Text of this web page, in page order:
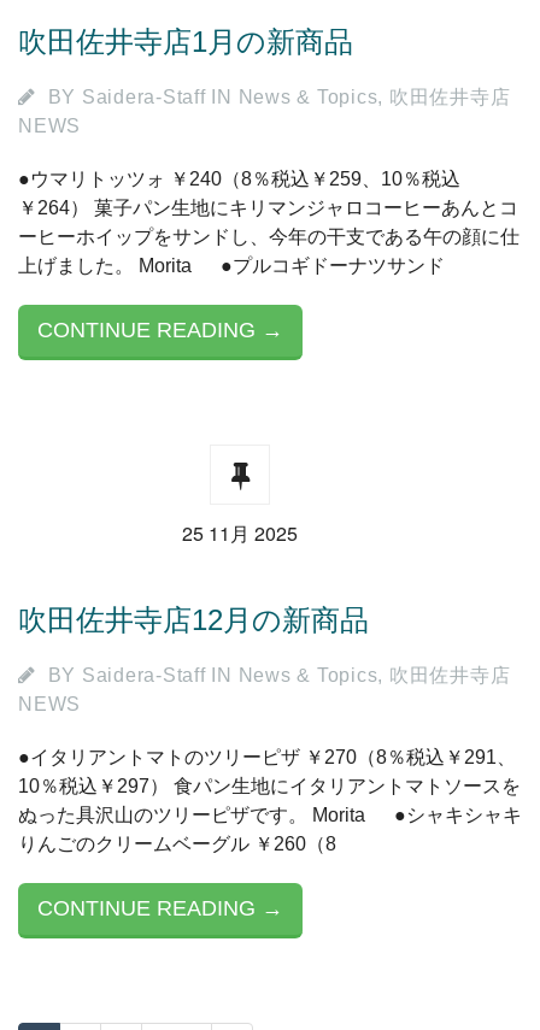
吹田佐井寺店1月の新商品
BY Saidera-StaffIN News & Topics, 吹田佐井寺店
NEWS
●ウマリトッツォ ￥240（8％税込￥259、10％税込
￥264） 菓子パン生地にキリマンジャロコーヒーあんとコ
ーヒーホイップをサンドし、今年の干支である午の顔に仕
上げました。 Morita ●プルコギドーナツサンド
CONTINUE READING →
25 11月 2025
吹田佐井寺店12月の新商品
BY Saidera-StaffIN News & Topics, 吹田佐井寺店
NEWS
●イタリアントマトのツリーピザ ￥270（8％税込￥291、
10％税込￥297） 食パン生地にイタリアントマトソースを
ぬった具沢山のツリーピザです。 Morita ●シャキシャキ
りんごのクリームベーグル ￥260（8
CONTINUE READING →